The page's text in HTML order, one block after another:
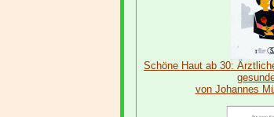
Schöne Haut ab 30:
von Johannes